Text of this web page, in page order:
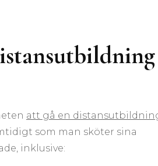
att gå en
som man sköter sina
inklusive: